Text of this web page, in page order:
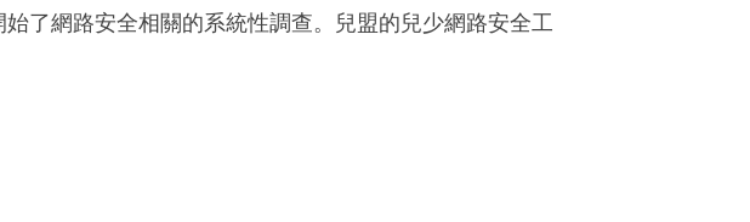
了網路安全相關的系統性調查。兒盟的兒少網路安全工